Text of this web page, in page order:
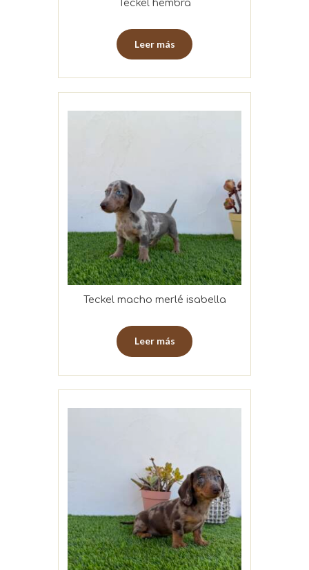
Teckel hembra
Leer más
Teckel macho merlé isabella
Leer más